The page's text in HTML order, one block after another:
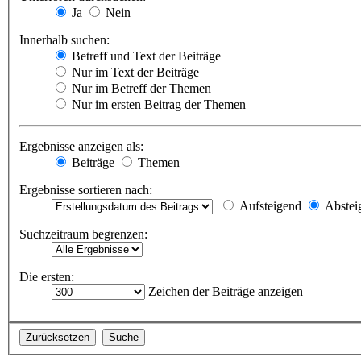
Ja
Nein
Innerhalb suchen:
Betreff und Text der Beiträge
Nur im Text der Beiträge
Nur im Betreff der Themen
Nur im ersten Beitrag der Themen
Ergebnisse anzeigen als:
Beiträge
Themen
Ergebnisse sortieren nach:
Aufsteigend
Suchzeitraum begrenzen:
Die ersten:
Zeichen der Beiträge anzeigen